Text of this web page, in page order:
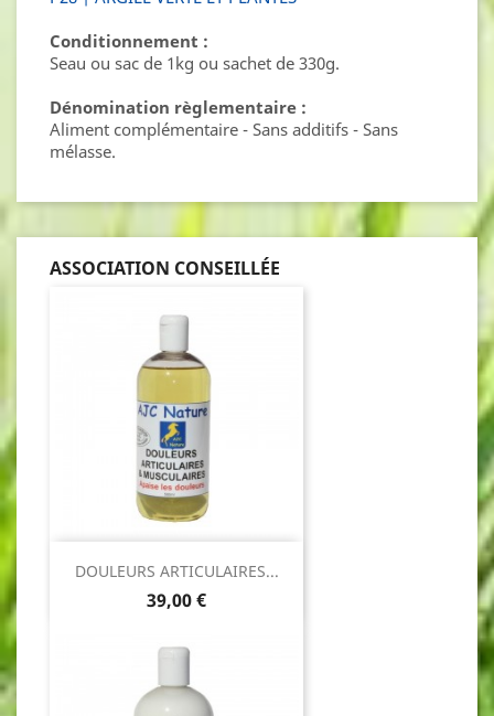
Conditionnement :
Seau ou sac de 1kg ou sachet de 330g.
Dénomination règlementaire :
Aliment complémentaire - Sans additifs - Sans
mélasse.
ASSOCIATION CONSEILLÉE
DOULEURS ARTICULAIRES...
Prix
39,00 €